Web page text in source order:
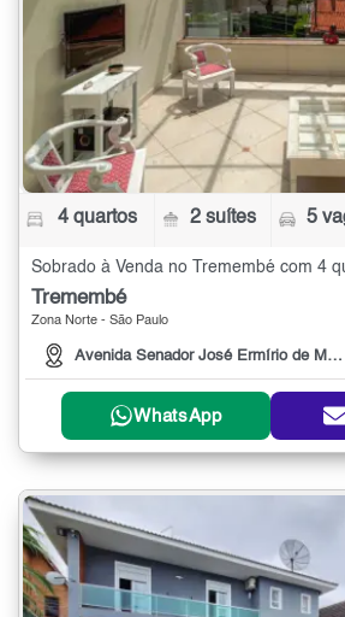
4 quartos 2 suítes 5
Sobrado à Venda no Tremembé com 4
Tremembé
Zona Norte - São Paulo
Avenida Senador José Ermírio de Moraes, 1515
WhatsApp